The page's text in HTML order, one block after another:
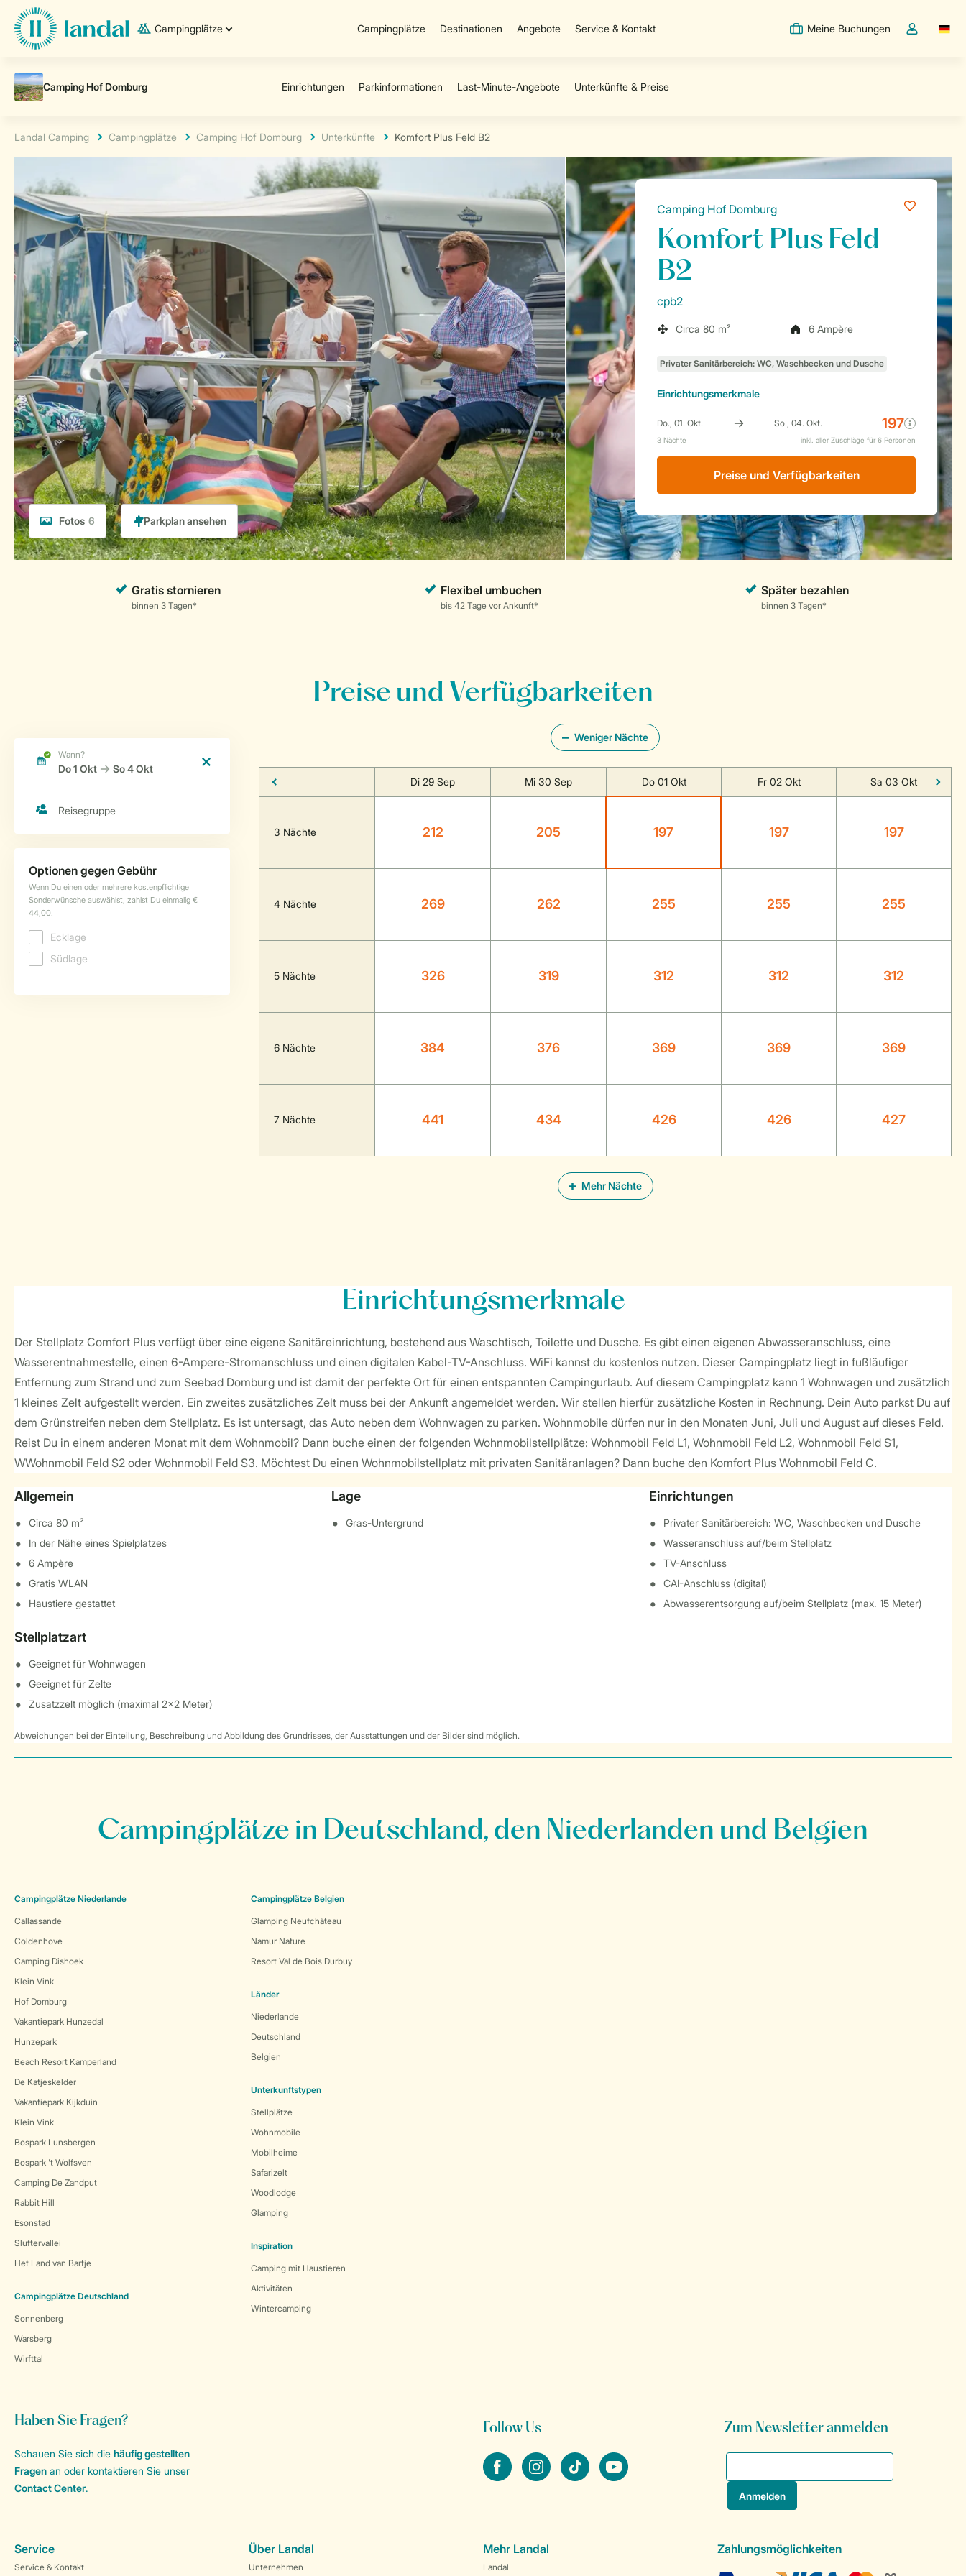
Campingplätze Campingplätze Destinationen Angebote Service & Kontakt Meine Buchungen
Dropdown-
Landal Camping Campingplätze Camping Hof Domburg Unterkünfte Komfort Plus Feld B2
Fotos 6
Camping Hof Domburg
Komfort Plus Feld
B2
cpb2
Circa 80 m² 6 Ampère
Einrichtungsmerkmale
Preise und Verfügbarkeiten
Preise und Verfügbarkeiten
Weniger Nächte
Mehr Nächte
Di 29 Sep Mi 30 Sep Do 01 Okt Fr 02 Okt Sa 03 Okt
3 Nächte 212 205 197 197 197
4 Nächte 269 262 255 255 255
5 Nächte 326 319 312 312 312
6 Nächte 384 376 369 369 369
7 Nächte 441 434 426 426 427
Einrichtungsmerkmale
Der Stellplatz Comfort Plus verfügt über eine eigene Sanitäreinrichtung, bestehend aus Waschtisch, Toilette und Dusche. Es gibt einen eigenen Abwasseranschluss, eine
Wasserentnahmestelle, einen 6-Ampere-Stromanschluss und einen digitalen Kabel-TV-Anschluss. WiFi kannst du kostenlos nutzen. Dieser Campingplatz liegt in fußläufiger
Entfernung zum Strand und zum Seebad Domburg und ist damit der perfekte Ort für einen entspannten Campingurlaub. Auf diesem Campingplatz kann 1 Wohnwagen und zusätzlich
1 kleines Zelt aufgestellt werden. Ein zweites zusätzliches Zelt muss bei der Ankunft angemeldet werden. Wir stellen hierfür zusätzliche Kosten in Rechnung. Dein Auto parkst Du auf
dem Grünstreifen neben dem Stellplatz. Es ist untersagt, das Auto neben dem Wohnwagen zu parken. Wohnmobile dürfen nur in den Monaten Juni, Juli und August auf dieses Feld.
Reist Du in einem anderen Monat mit dem Wohnmobil? Dann buche einen der folgenden Wohnmobilstellplätze: Wohnmobil Feld L1, Wohnmobil Feld L2, Wohnmobil Feld S1,
WWohnmobil Feld S2 oder Wohnmobil Feld S3. Möchtest Du einen Wohnmobilstellplatz mit privaten Sanitäranlagen? Dann buche den Komfort Plus Wohnmobil Feld C.
Allgemein
Circa 80 m²
In der Nähe eines Spielplatzes
6 Ampère
Gratis WLAN
Haustiere gestattet
Stellplatzart
Geeignet für Wohnwagen
Geeignet für Zelte
Zusatzzelt möglich (maximal 2x2 Meter)
Lage
Gras-Untergrund
Einrichtungen
Privater Sanitärbereich: WC, Waschbecken und Dusche
Wasseranschluss auf/beim Stellplatz
TV-Anschluss
CAI-Anschluss (digital)
Abwasserentsorgung auf/beim Stellplatz (max. 15 Meter)
Abweichungen bei der Einteilung, Beschreibung und Abbildung des Grundrisses, der Ausstattungen und der Bilder sind möglich.
Campingplätze in Deutschland, den Niederlanden und Belgien
Campingplätze Niederlande
Callassande
Coldenhove
Camping Dishoek
Klein Vink
Hof Domburg
Vakantiepark Hunzedal
Hunzepark
Beach Resort Kamperland
De Katjeskelder
Vakantiepark Kijkduin
Klein Vink
Bospark Lunsbergen
Bospark 't Wolfsven
Camping De Zandput
Rabbit Hill
Esonstad
Sluftervallei
Het Land van Bartje
Campingplätze Deutschland
Sonnenberg
Warsberg
Wirfttal
Campingplätze Belgien
Glamping Neufchâteau
Namur Nature
Resort Val de Bois Durbuy
Länder
Niederlande
Deutschland
Belgien
Unterkunftstypen
Stellplätze
Wohnmobile
Mobilheime
Safarizelt
Woodlodge
Glamping
Inspiration
Camping mit Haustieren
Aktivitäten
Wintercamping
Haben Sie Fragen?
Schauen Sie sich die häufig gestellten
Fragen an oder kontaktieren Sie unser
Contact Center.
Follow Us
facebookinstagramtiktok youtube
Zum Newsletter anmelden
Service
Service & Kontakt
Über Landal
Unternehmen
Mehr Landal
Landal
Zahlungsmöglichkeiten